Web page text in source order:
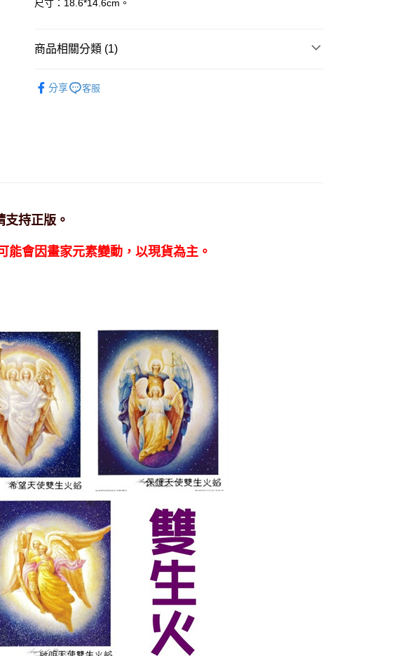
每筆NT$80，滿NT$3,000(含以上)免運費
每筆NT$80，滿NT$3,000(含以上)免運費
付款後門市自取
尺寸：18.6*14.6cm。
商品相關分類 (1)
分享
客服
持正版。
能會因畫家元素變動，以現貨為主。